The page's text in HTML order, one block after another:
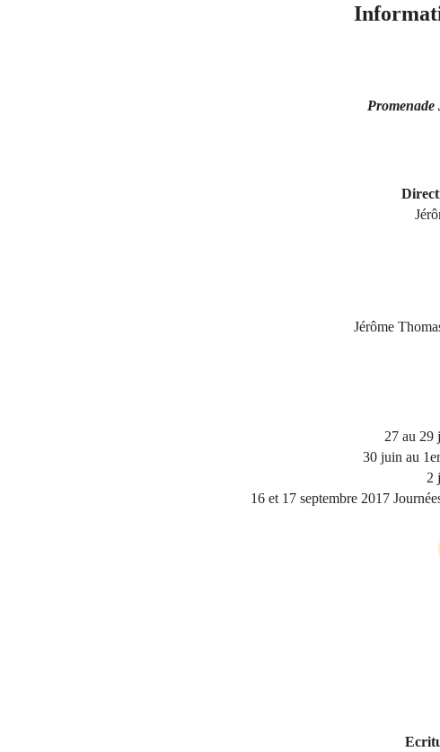
Promenade
Jérôme
27 au 29
30 juin au
2
16 et 17 septembre 2017